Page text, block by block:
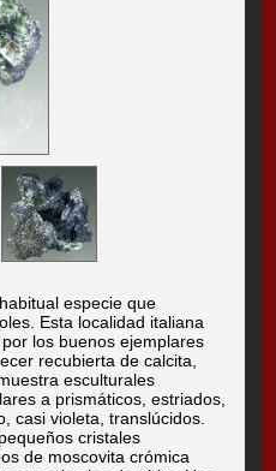
especie que
Esta localidad italiana
los buenos ejemplares
recubierta de calcita,
esculturales
a prismáticos, estriados,
casi violeta, translúcidos.
cristales
de moscovita crómica